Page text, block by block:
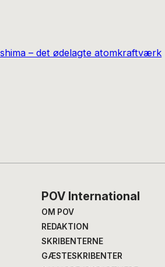
POV International
OM POV
REDAKTION
SKRIBENTERNE
GÆSTESKRIBENTER